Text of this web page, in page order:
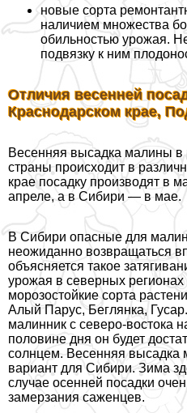
новые сорта
наличием множества
обильностью урожая.
подвязку к ним
Отличия весенней
Краснодарском крае,
Весенняя высадка малины в
страны происходит в
крае посадку производят в
апреле, а в Сибири — в мае.
В Сибири опасные для
неожиданно возвращаться
объясняется такое
урожая в северных
морозостойкие сорта
Алый Парус, Беглянка,
малинник с северо-востока
половине дня он будет
солнцем. Весенняя
вариант для Сибири. Зима
случае осенней посадки
замерзания саженцев.